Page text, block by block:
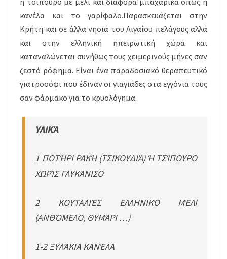
ΜΈΛΙ.
κανέλα και το γαρίφαλο.Παρασκευάζεται στην
Κρήτη και σε άλλα νησιά του Αιγαίου πελάγους αλλά
και στην ελληνική ηπειρωτική χώρα και
καταναλώνεται συνήθως τους χειμερινούς μήνες σαν
ζεστό ρόφημα. Είναι ένα παραδοσιακό θεραπευτικό
γιατροσόφι που έδιναν οι γιαγιάδες στα εγγόνια τους
σαν φάρμακο για το κρυολόγημα.
ΥΛΙΚΆ
1 ΠΟΤΉΡΙ ΡΑΚΉ (ΤΣΙΚΟΥΔΙΆ) Ή ΤΣΊΠΟΥΡΟ
ΧΩΡΊΣ ΓΛΥΚΆΝΙΣΟ
2 ΚΟΥΤΑΛΙΈΣ ΕΛΛΗΝΙΚΌ ΜΈΛΙ
(ΑΝΘΌΜΕΛΟ, ΘΥΜΆΡΙ …)
1-2 ΞΥΛΆΚΙΑ ΚΑΝΈΛΑ